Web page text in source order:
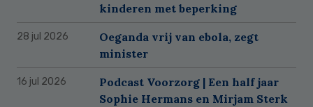
kinderen met beperking
28 jul 2026
Oeganda vrij van ebola, zegt
minister
16 jul 2026
Podcast Voorzorg | Een half jaar
Sophie Hermans en Mirjam Sterk